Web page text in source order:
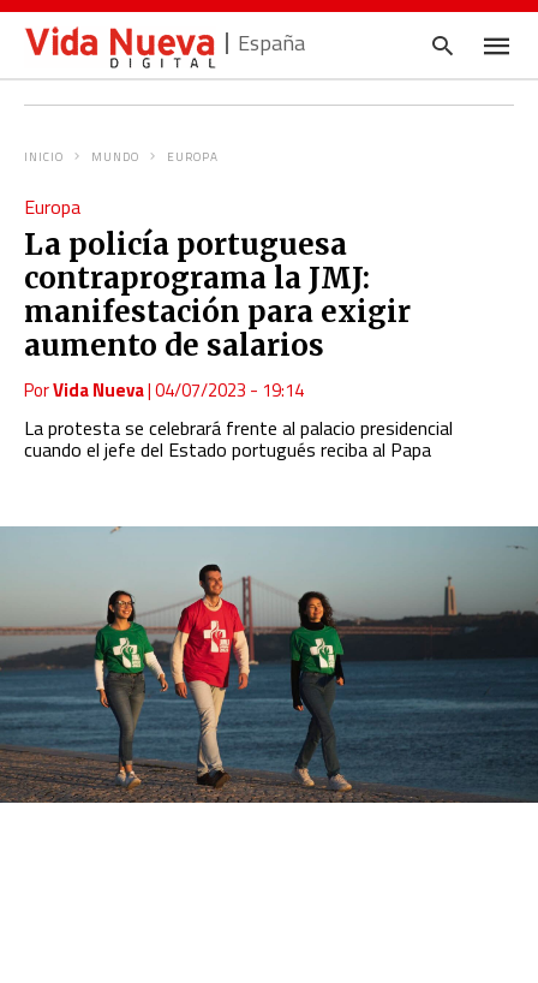
España
INICIO MUNDO EUROPA
Europa
La policía portuguesa
contraprograma la JMJ:
manifestación para exigir
aumento de salarios
PorVida Nueva|04/07/2023 - 19:14
La protesta se celebrará frente al palacio presidencial
cuando el jefe del Estado portugués reciba al Papa